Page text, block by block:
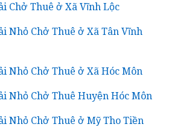
Chở Thuê ở Xã Vĩnh Lộc
Nhỏ Chở Thuê ở Xã Tân Vĩnh
Nhỏ Chở Thuê ở Xã Hóc Môn
Nhỏ Chở Thuê Huyện Hóc Môn
Nhỏ Chở Thuê ở Mỹ Tho Tiền